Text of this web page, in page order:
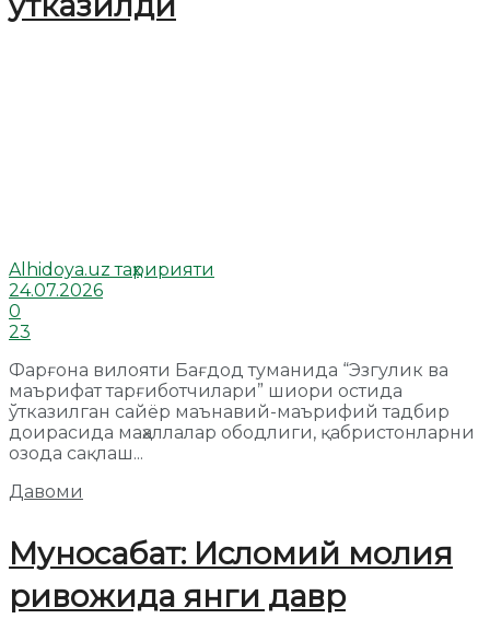
Alhidoya.uz таҳририяти
24.07.2026
0
23
Фарғона вилояти Бағдод туманида “Эзгулик ва
маърифат тарғиботчилари” шиори остида
ўтказилган сайёр маънавий-маърифий тадбир
доирасида маҳаллалар ободлиги, қабристонларни
озода сақлаш...
Давоми
Муносабат: Исломий молия
ривожида янги давр